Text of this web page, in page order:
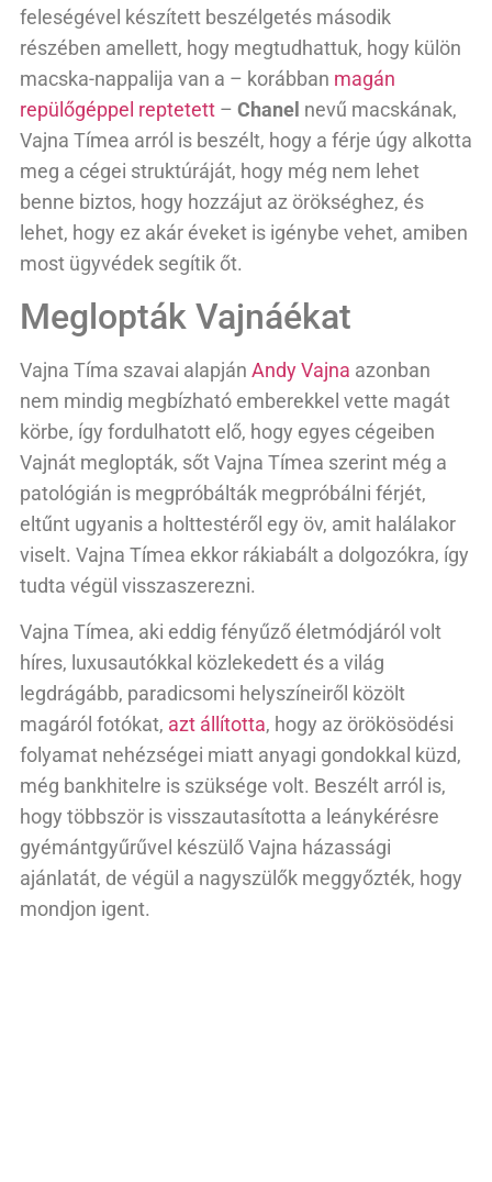
feleségével készített beszélgetés második
részében amellett, hogy megtudhattuk, hogy külön
macska-nappalija van a – korábban magán
repülőgéppel reptetett – Chanel nevű macskának,
Vajna Tímea arról is beszélt, hogy a férje úgy alkotta
meg a cégei struktúráját, hogy még nem lehet
benne biztos, hogy hozzájut az örökséghez, és
lehet, hogy ez akár éveket is igénybe vehet, amiben
most ügyvédek segítik őt.
Meglopták Vajnáékat
Vajna Tíma szavai alapján Andy Vajna azonban
nem mindig megbízható emberekkel vette magát
körbe, így fordulhatott elő, hogy egyes cégeiben
Vajnát meglopták, sőt Vajna Tímea szerint még a
patológián is megpróbálták megpróbálni férjét,
eltűnt ugyanis a holttestéről egy öv, amit halálakor
viselt. Vajna Tímea ekkor rákiabált a dolgozókra, így
tudta végül visszaszerezni.
Vajna Tímea, aki eddig fényűző életmódjáról volt
híres, luxusautókkal közlekedett és a világ
legdrágább, paradicsomi helyszíneiről közölt
magáról fotókat, azt állította, hogy az örökösödési
folyamat nehézségei miatt anyagi gondokkal küzd,
még bankhitelre is szüksége volt. Beszélt arról is,
hogy többször is visszautasította a leánykérésre
gyémántgyűrűvel készülő Vajna házassági
ajánlatát, de végül a nagyszülők meggyőzték, hogy
mondjon igent.